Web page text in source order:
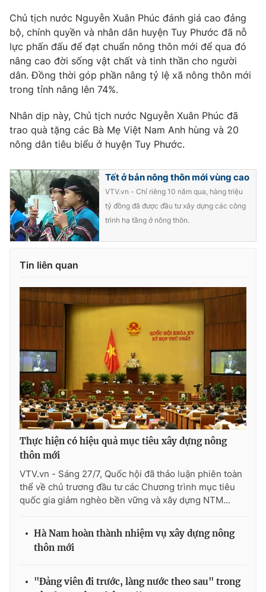
Chất lượng cuộc sống
Tuyển sinh
Học trực tuyến
Công nghệ
Hitech Công nghệ tương lai
Sản phẩm
Thị trường
Tư vấn
Giao lưu trực tuyến
Lịch phát sóng
Chuyên mục khác
Photo Infographic
Video Shorts video
VTV Money
VTV Sức khoẻ Bất động sản
Thị trường 24h Tấm lòng Việt
VTV4 Vươn mình bằng AI
VTV9 VTV8
Liên hệ tòa soạn English
THỜI BÁO VTV
Cơ quan chủ quản:Đài Truyền hình Việt Nam
Chủ tịch nước Nguyễn Xuân Phúc đánh giá cao đảng
bộ, chính quyền và nhân dân huyện Tuy Phước đã nỗ
lực phấn đấu để đạt chuẩn nông thôn mới để qua đó
nâng cao đời sống vật chất và tinh thần cho người
dân. Đồng thời góp phần nâng tỷ lệ xã nông thôn mới
trong tỉnh nâng lên 74%.
Nhân dịp này, Chủ tịch nước Nguyễn Xuân Phúc đã
trao quà tặng các Bà Mẹ Việt Nam Anh hùng và 20
nông dân tiêu biểu ở huyện Tuy Phước.
Tết ở bản nông thôn mới vùng cao
VTV.vn - Chỉ riêng 10 năm qua, hàng triệu
tỷ đồng đã được đầu tư xây dựng các công
trình hạ tầng ở nông thôn.
Tin liên quan
Thực hiện có hiệu quả mục tiêu xây dựng nông
thôn mới
VTV.vn - Sáng 27/7, Quốc hội đã thảo luận phiên toàn
thể về chủ trương đầu tư các Chương trình mục tiêu
quốc gia giảm nghèo bền vững và xây dựng NTM...
Hà Nam hoàn thành nhiệm vụ xây dựng nông
thôn mới
"Đảng viên đi trước, làng nước theo sau" trong